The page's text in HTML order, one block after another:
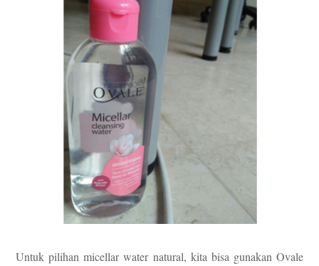
Untuk pilihan micellar water natural, kita bisa gunakan Ovale